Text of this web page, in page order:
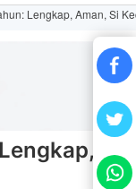
Lengkap, Aman, Si